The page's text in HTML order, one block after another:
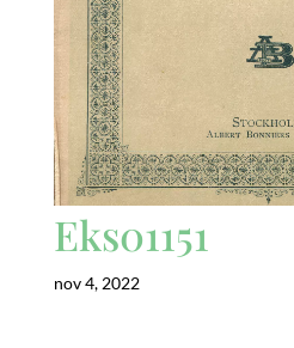
Eks01151
nov 4, 2022